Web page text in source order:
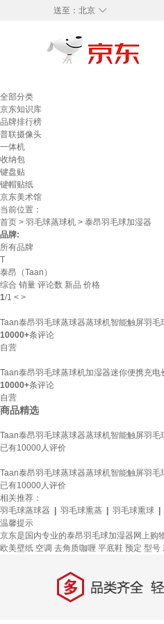
◇
送至： 北京
全部分类
京东知识库
品牌排行榜
普联摄像头
一体机
收纳包
键盘贴
键帽贴纸
京东美术馆
当前位置：
首页 > 羽毛球蒸球机 > 泰昂羽毛球加湿器
品牌:
所有品牌
T
泰昂（Taan）
综合 销量 评论数 新品 价格
1/1 < >
Taan泰昂羽毛球蒸球器蒸球机智能触屏羽
10000+条评论
自营
Taan泰昂羽毛球蒸球机加湿器迷你便携充电
10000+条评论
自营
商品精选
Taan泰昂羽毛球蒸球器蒸球机智能触屏羽
已有10000人评价
Taan泰昂羽毛球蒸球器蒸球机智能触屏羽
已有10000人评价
相关推荐：
羽毛球蒸球器
羽毛球熏蒸 羽毛球熏球
温馨提示
京东是国内专业的泰昂羽毛球加湿器网上购
欧美壁纸 空调 去角质咖喱 平底鞋 预定 型号
多 品类齐全，轻